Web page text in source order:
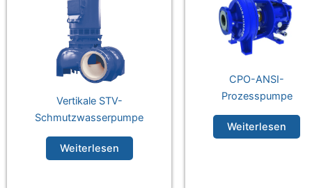
Vertikale STV-
Schmutzwasserpumpe
Weiterlesen
CPO-ANSI-
Prozesspumpe
Weiterlesen